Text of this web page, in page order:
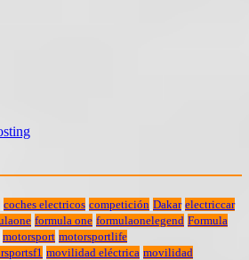
coches electricos competición Dakar electriccar
formula one formulaonelegend Formula
motorsport motorsportlife
movilidad eléctrica movilidad